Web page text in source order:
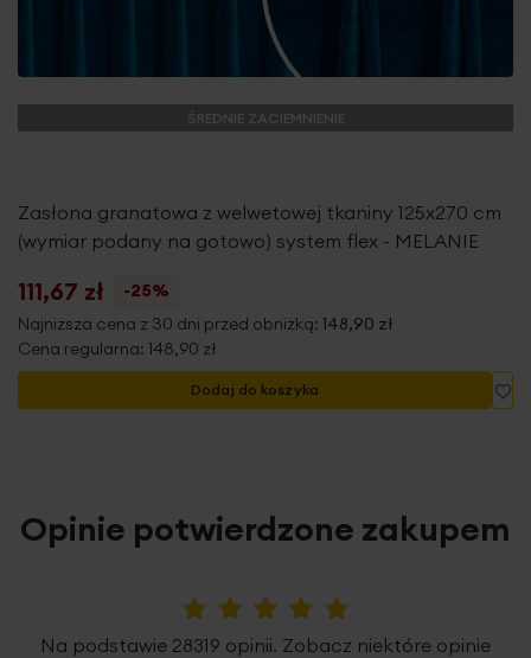
ŚREDNIE ZACIEMNIENIE
Zasłona granatowa z welwetowej tkaniny 125x270 cm
(wymiar podany na gotowo) system flex - MELANIE
111,67 zł
-25%
Najniższa cena z 30 dni przed obniżką: 148,90 zł
Cena regularna: 148,90 zł
Dodaj do koszyka
Opinie potwierdzone zakupem
Na podstawie 28319 opinii. Zobacz niektóre opinie